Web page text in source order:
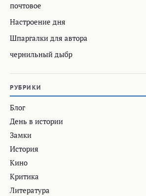
почтовое
Настроение дня
Шпаргалки для автора
чернильный дыбр
РУБРИКИ
Блог
День в истории
Замки
История
Кино
Критика
Литература